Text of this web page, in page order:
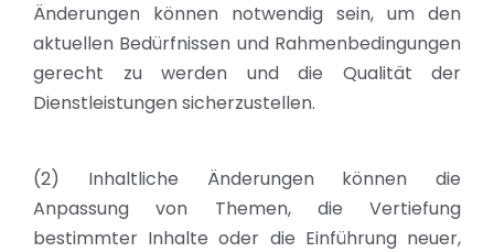
Änderungen können notwendig sein, um den
aktuellen Bedürfnissen und Rahmenbedingungen
gerecht zu werden und die Qualität der
Dienstleistungen sicherzustellen.
(2) Inhaltliche Änderungen können die
Anpassung von Themen, die Vertiefung
bestimmter Inhalte oder die Einführung neuer,